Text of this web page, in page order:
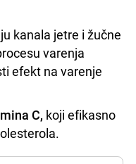
kanala jetre i žučne
varenja
efekt na varenje
C, koji efikasno